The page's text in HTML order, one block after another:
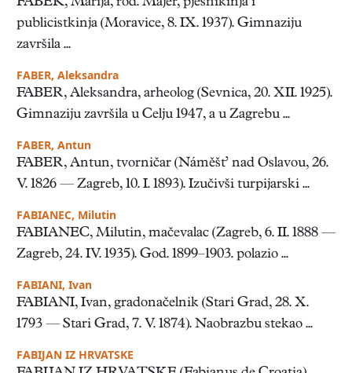
publicistkinja (Moravice, 8. IX. 1937). Gimnaziju
završila ...
FABER, Aleksandra
FABER, Aleksandra, arheolog (Sevnica, 20. XII. 1925).
Gimnaziju završila u Celju 1947, a u Zagrebu ...
FABER, Antun
FABER, Antun, tvorničar (Náměšt’ nad Oslavou, 26.
V. 1826 — Zagreb, 10. I. 1893). Izučivši turpijarski ...
FABIANEC, Milutin
FABIANEC, Milutin, mačevalac (Zagreb, 6. II. 1888 —
Zagreb, 24. IV. 1935). God. 1899–1903. polazio ...
FABIANI, Ivan
FABIANI, Ivan, gradonačelnik (Stari Grad, 28. X.
1793 — Stari Grad, 7. V. 1874). Naobrazbu stekao ...
FABIJAN IZ HRVATSKE